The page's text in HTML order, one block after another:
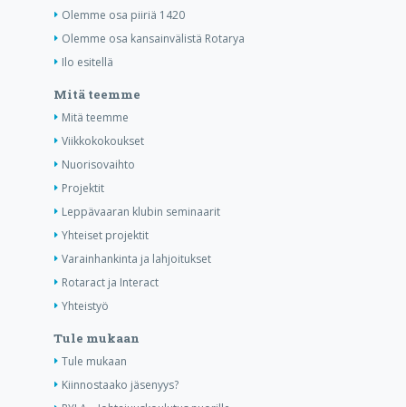
Olemme osa piiriä 1420
Olemme osa kansainvälistä Rotarya
Ilo esitellä
Mitä teemme
Mitä teemme
Viikkokokoukset
Nuorisovaihto
Projektit
Leppävaaran klubin seminaarit
Yhteiset projektit
Varainhankinta ja lahjoitukset
Rotaract ja Interact
Yhteistyö
Tule mukaan
Tule mukaan
Kiinnostaako jäsenyys?